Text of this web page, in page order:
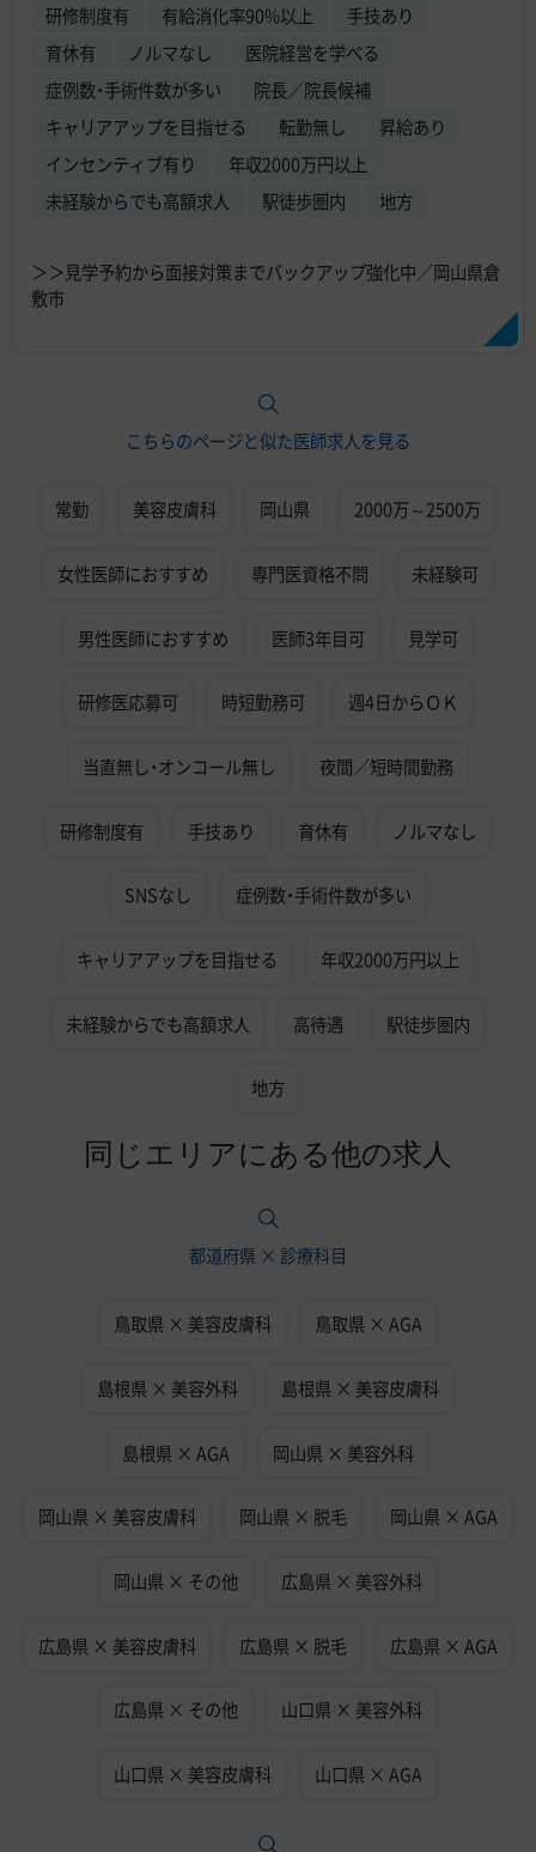
研修制度有
有給消化率90%以上
手技あり
育休有
ノルマなし
医院経営を学べる
症例数・手術件数が多い
院長／院長候補
キャリアアップを目指せる
転勤無し
昇給あり
インセンティブ有り
年収2000万円以上
未経験からでも高額求人
駅徒歩圏内 地方
＞＞見学予約から面接対策までバックアップ強化中／岡山県倉
敷市
こちらのページと似た医師求人を見る
常勤 美容皮膚科 岡山県 2000万～2500万
女性医師におすすめ 専門医資格不問 未経験可
男性医師におすすめ 医師3年目可 見学可
研修医応募可 時短勤務可 週4日からＯＫ
当直無し・オンコール無し 夜間／短時間勤務
研修制度有 手技あり 育休有 ノルマなし
SNSなし 症例数・手術件数が多い
キャリアアップを目指せる 年収2000万円以上
未経験からでも高額求人 高待遇 駅徒歩圏内
地方
同じエリアにある他の求人
都道府県 × 診療科目
鳥取県 × 美容皮膚科 鳥取県 × AGA
島根県 × 美容外科 島根県 × 美容皮膚科
島根県 × AGA 岡山県 × 美容外科
岡山県 × 美容皮膚科 岡山県 × 脱毛 岡山県 × AGA
岡山県 × その他 広島県 × 美容外科
広島県 × 美容皮膚科 広島県 × 脱毛 広島県 × AGA
広島県 × その他 山口県 × 美容外科
山口県 × 美容皮膚科 山口県 × AGA